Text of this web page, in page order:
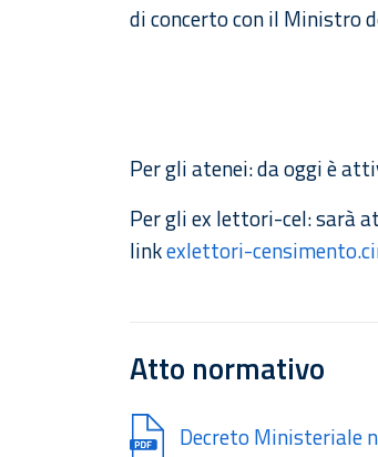
di concerto con il Ministro
Per gli atenei: da oggi è
Per gli ex lettori-cel: sarà
linkexlettori-
Atto normativo
Document
Decreto Ministeriale